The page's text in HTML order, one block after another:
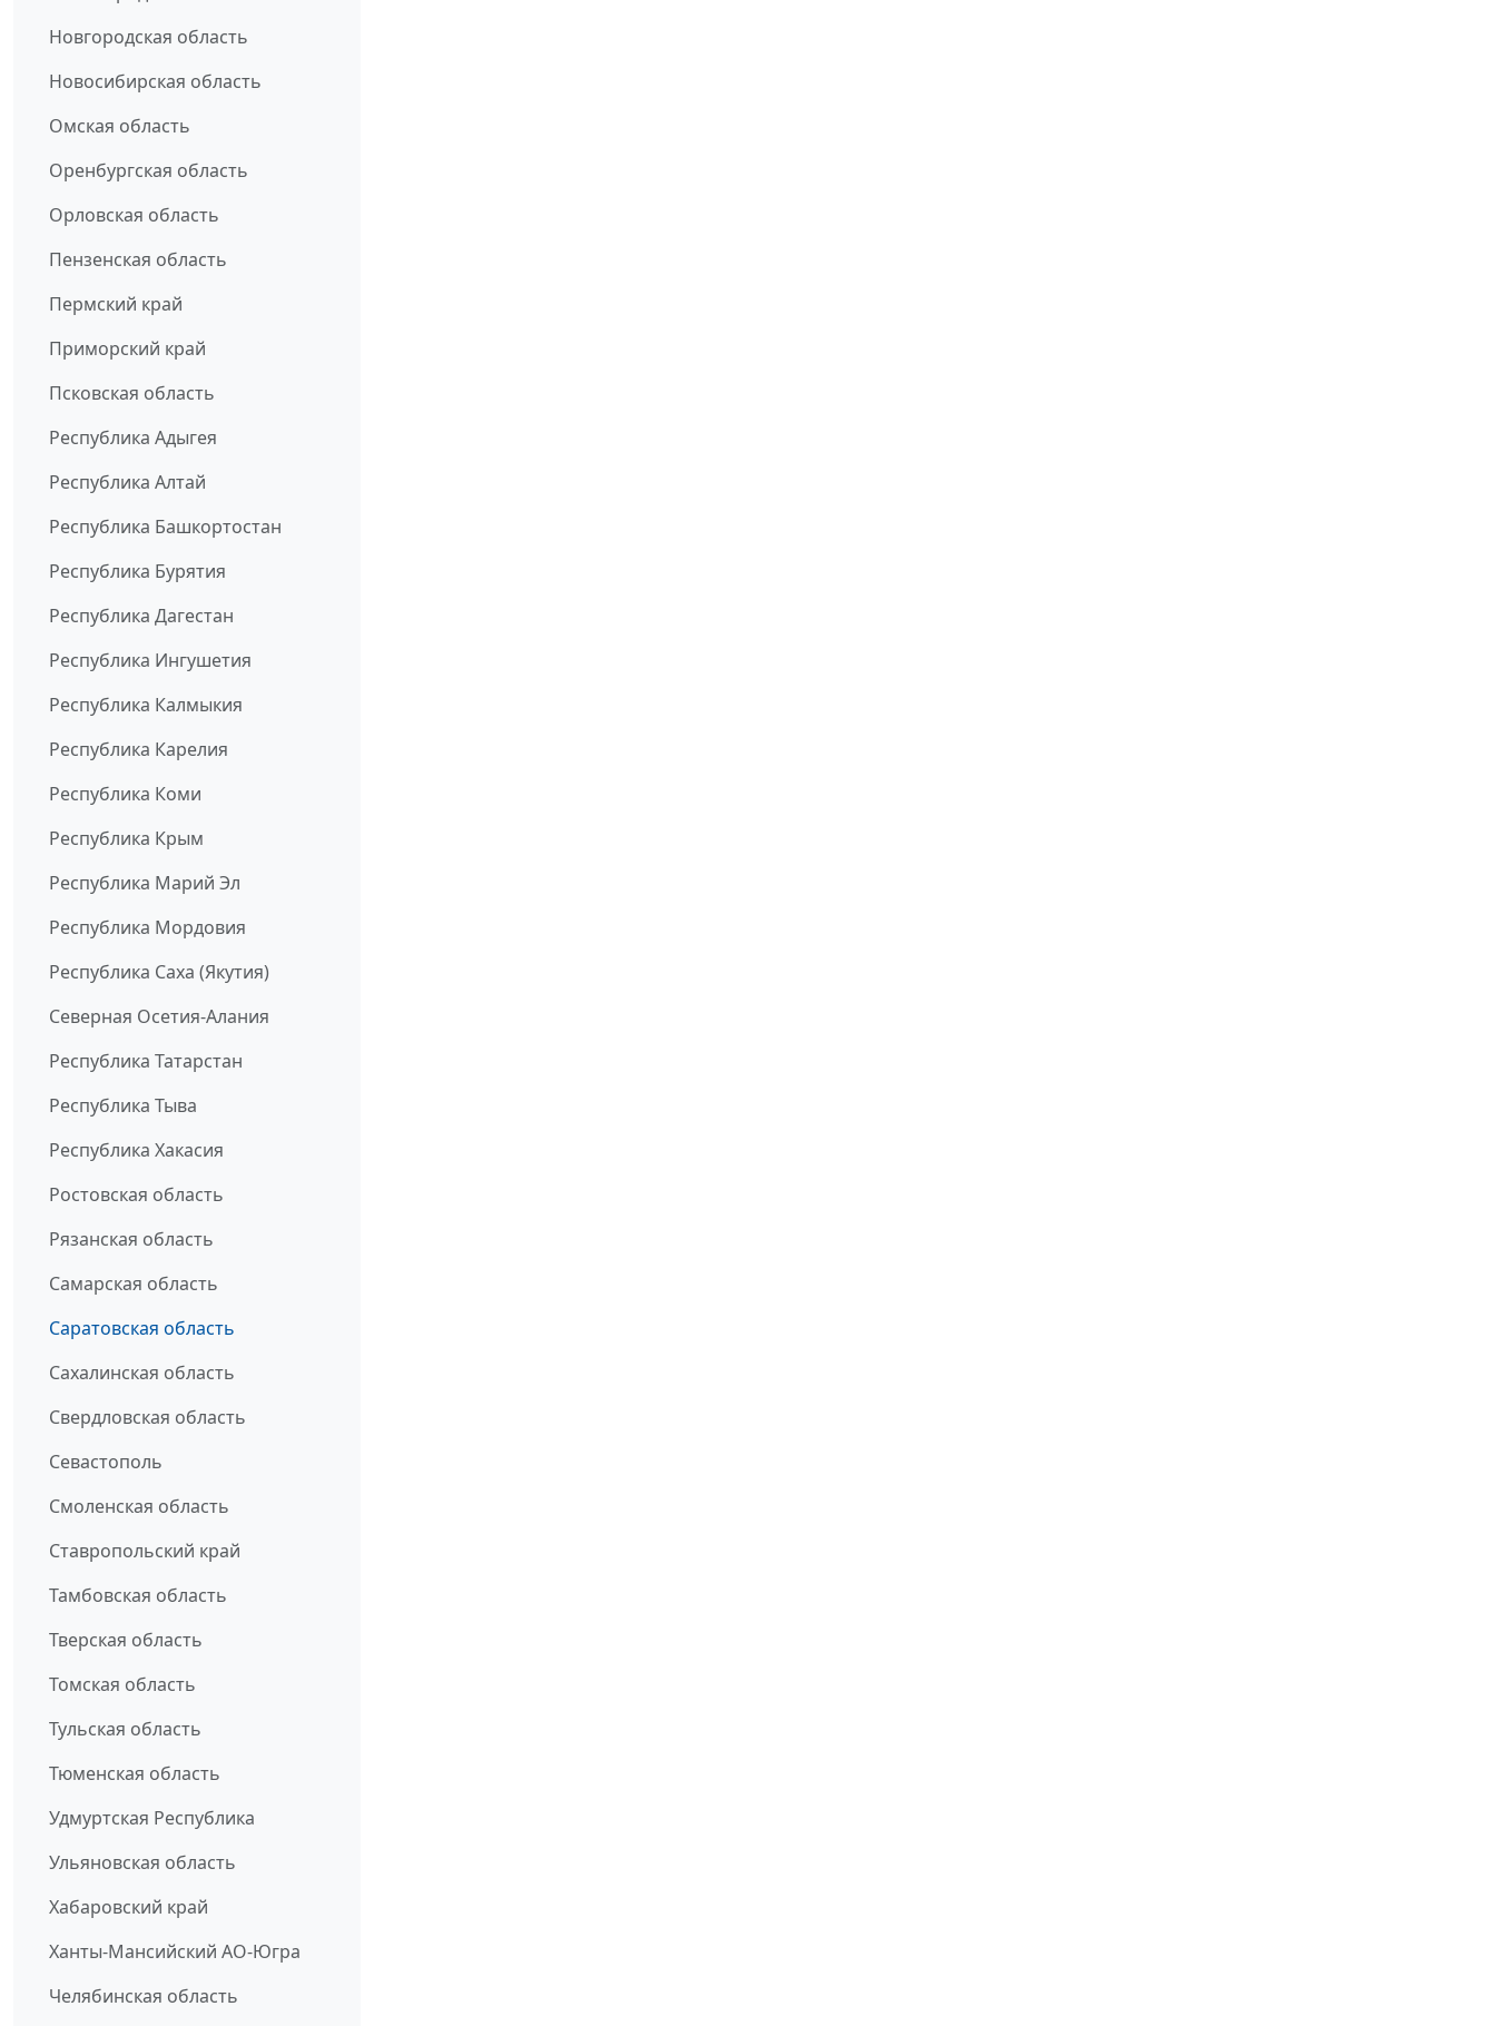
Новгородская область
Новосибирская область
Омская область
Оренбургская область
Орловская область
Пензенская область
Пермский край
Приморский край
Псковская область
Республика Адыгея
Республика Алтай
Республика Башкортостан
Республика Бурятия
Республика Дагестан
Республика Ингушетия
Республика Калмыкия
Республика Карелия
Республика Коми
Республика Крым
Республика Марий Эл
Республика Мордовия
Республика Саха (Якутия)
Северная Осетия-Алания
Республика Татарстан
Республика Тыва
Республика Хакасия
Ростовская область
Рязанская область
Самарская область
Саратовская область
Сахалинская область
Свердловская область
Севастополь
Смоленская область
Ставропольский край
Тамбовская область
Тверская область
Томская область
Тульская область
Тюменская область
Удмуртская Республика
Ульяновская область
Хабаровский край
Ханты-Мансийский АО-Югра
Челябинская область